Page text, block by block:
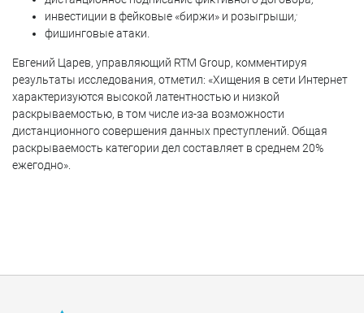
инвестиции в фейковые «биржи» и розыгрыши;
фишинговые атаки
Евгений Царев, управляющий RTM Group, комментируя
результаты исследования, отметил: «Хищения в сети Интернет
характеризуются высокой латентностью и низкой
раскрываемостью, в том числе из-за возможности
дистанционного совершения данных преступлений. Общая
раскрываемость категории дел составляет в среднем 20%
ежегодно».